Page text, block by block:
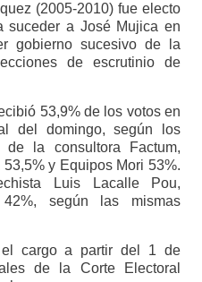
(2005-2010) fue electo
suceder a José Mujica en
gobierno sucesivo de la
de escrutinio de
53,9% de los votos en
del domingo, según los
la consultora Factum,
y Equipos Mori 53%.
Luis Lacalle Pou,
según las mismas
el cargo a partir del 1 de
de la Corte Electoral